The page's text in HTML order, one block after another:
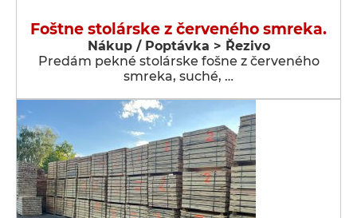
Foštne stolárske z červeného smreka.
Nákup / Poptávka > Řezivo
Predám pekné stolárske fošne z červeného
smreka, suché, …